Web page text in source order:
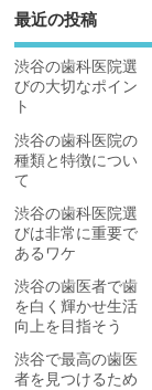
最近の投稿
渋谷の歯科医院選
びの大切なポイン
ト
渋谷の歯科医院の
種類と特徴につい
て
渋谷の歯科医院選
びは非常に重要で
あるワケ
渋谷の歯医者で歯
を白く輝かせ生活
向上を目指そう
渋谷で最高の歯医
者を見つけるため